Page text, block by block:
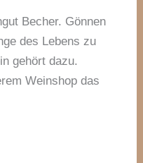
Becher. Gönnen
des Lebens zu
gehört dazu.
Weinshop das